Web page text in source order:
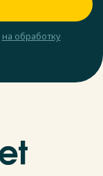
на обработку